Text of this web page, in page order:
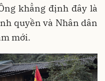
khẳng định đây là
quyền và Nhân dân
mới.